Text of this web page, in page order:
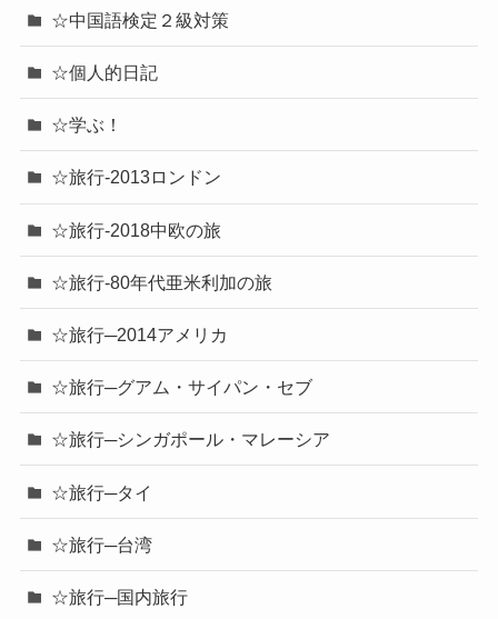
☆中国語検定２級対策
☆個人的日記
☆学ぶ！
☆旅行-2013ロンドン
☆旅行-2018中欧の旅
☆旅行-80年代亜米利加の旅
☆旅行─2014アメリカ
☆旅行─グアム・サイパン・セブ
☆旅行─シンガポール・マレーシア
☆旅行─タイ
☆旅行─台湾
☆旅行─国内旅行